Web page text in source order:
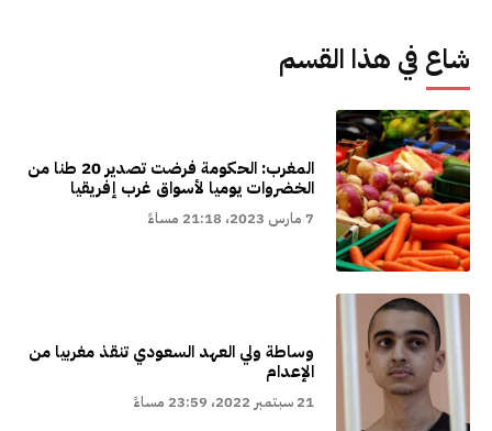
شاع في هذا القسم
المغرب: الحكومة فرضت تصدير 20 طنا من
الخضروات يوميا لأسواق غرب إفريقيا
7 مارس 2023، 21:18 مساءً
وساطة ولي العهد السعودي تنقذ مغربيا من
الإعدام
21 سبتمبر 2022، 23:59 مساءً